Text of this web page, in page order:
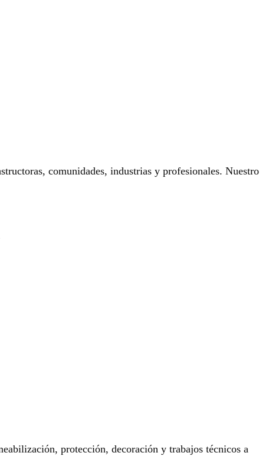
comunidades, industrias y profesionales. Nuestro
protección, decoración y trabajos técnicos a